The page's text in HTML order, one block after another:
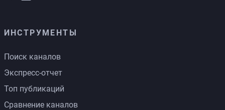
ИНСТРУМЕНТЫ
Поиск каналов
Экспресс-отчет
Топ публикаций
Сравнение каналов